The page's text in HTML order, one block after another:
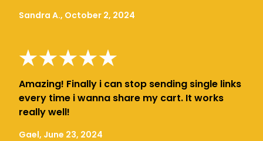
Sandra A., October 2, 2024
Amazing! Finally i can stop sending single links
every time i wanna share my cart. It works
really well!
Gael, June 23, 2024